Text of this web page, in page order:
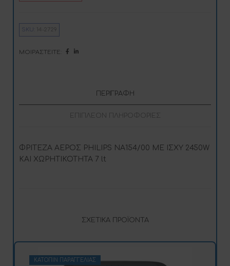
SKU:
ΜΟΙΡΑΣΤΕΊΤΕ:
ΠΕΡΙΓΡΑΦΉ
ΕΠΙΠΛΈΟΝ ΠΛΗΡΟΦΟΡΊΕΣ
ΦΡΙΤΕΖΑ ΑΕΡΟΣ PHILIPS NA154/00 ΜΕ ΙΣΧΥ 2450W
ΚΑΙ ΧΩΡΗΤΙΚΟΤΗΤΑ 7 lt
ΣΧΕΤΙΚΆ ΠΡΟΪΌΝΤΑ
ΚΑΤΌΠΙΝ ΠΑΡΑΓΓΕΛΊΑΣ